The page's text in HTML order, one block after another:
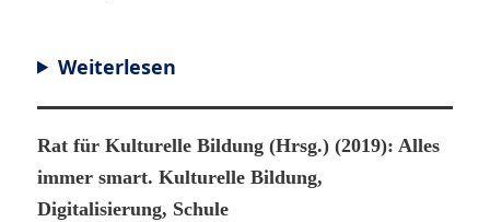
Weiterlesen
Rat für Kulturelle Bildung (Hrsg.) (2019): Alles
immer smart. Kulturelle Bildung,
Digitalisierung, Schule